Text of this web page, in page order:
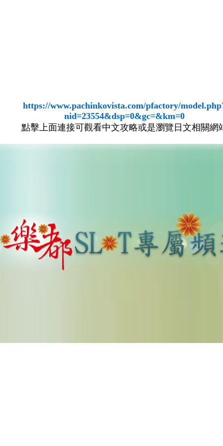
https://www.pachinkovista.com/pfactory/
nid=23554&dsp=0&gc=&km=0
點擊上面連接可觀看中文攻略或是瀏覽日文相關網